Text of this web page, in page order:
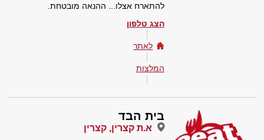
להתארח אצלו... ההנאה מובטחת.
הצג טלפון
לאתר
המלצות
בית הבד
א.ת קצרין, קצרין